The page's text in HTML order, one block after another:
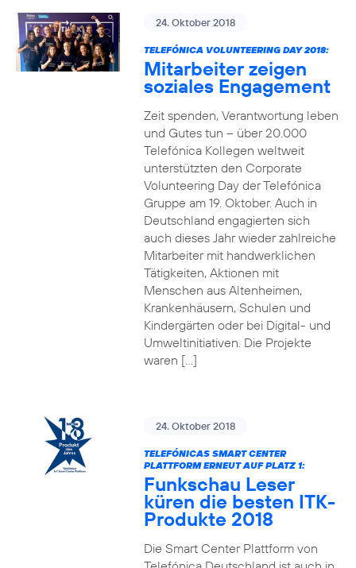
24. Oktober 2018
TELEFÓNICA VOLUNTEERING DAY 2018:
Mitarbeiter zeigen
soziales Engagement
Zeit spenden, Verantwortung leben
und Gutes tun – über 20.000
Telefónica Kollegen weltweit
unterstützten den Corporate
Volunteering Day der Telefónica
Gruppe am 19. Oktober. Auch in
Deutschland engagierten sich
auch dieses Jahr wieder zahlreiche
Mitarbeiter mit handwerklichen
Tätigkeiten, Aktionen mit
Menschen aus Altenheimen,
Krankenhäusern, Schulen und
Kindergärten oder bei Digital- und
Umweltinitiativen. Die Projekte
waren […]
24. Oktober 2018
TELEFÓNICAS SMART CENTER
PLATTFORM ERNEUT AUF PLATZ 1:
Funkschau Leser
küren die besten ITK-
Produkte 2018
Die Smart Center Plattform von